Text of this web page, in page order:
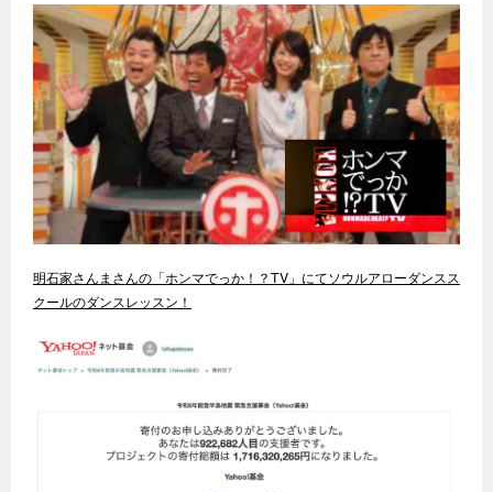
明石家さんまさんの「ホンマでっか！？TV」にてソウルアローダンスス
クールのダンスレッスン！